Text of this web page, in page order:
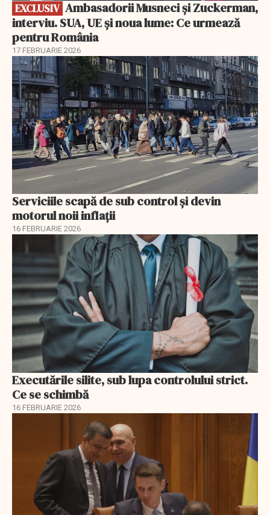
EXCLUSIV
interviu. SUA, UE și noua lume: Ce urmează
pentru România
17 FEBRUARIE 2026
Serviciile scapă de sub control și devin
motorul noii inflații
16 FEBRUARIE 2026
Executările silite, sub lupa controlului strict.
Ce se schimbă
16 FEBRUARIE 2026